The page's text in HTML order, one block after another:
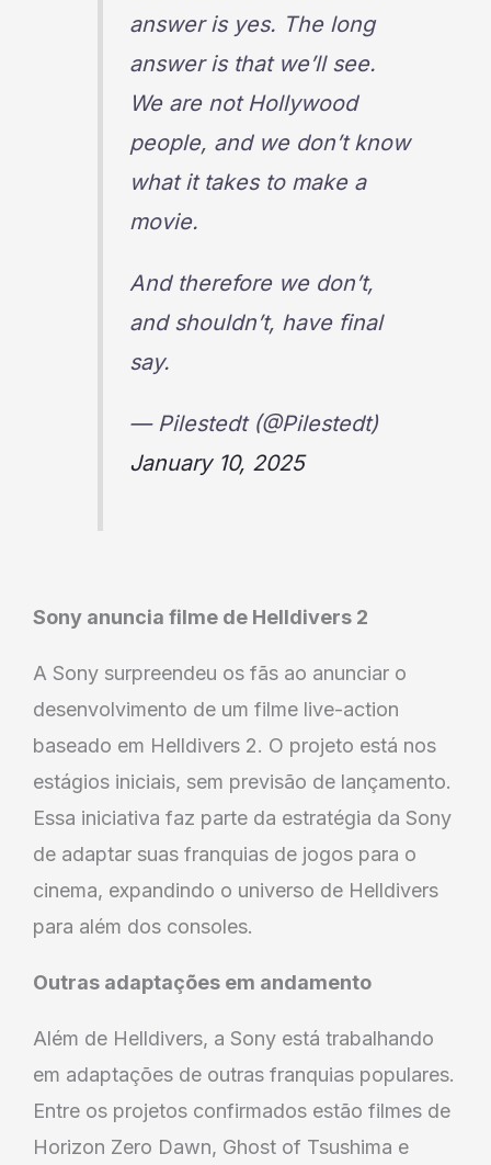
answer is yes. The long
answer is that we’ll see.
We are not Hollywood
people, and we don’t know
what it takes to make a
movie.
And therefore we don’t,
and shouldn’t, have final
say.
— Pilestedt (@Pilestedt)
January 10, 2025
Sony anuncia filme de Helldivers 2
A Sony surpreendeu os fãs ao anunciar o
desenvolvimento de um filme live-action
baseado em Helldivers 2. O projeto está nos
estágios iniciais, sem previsão de lançamento.
Essa iniciativa faz parte da estratégia da Sony
de adaptar suas franquias de jogos para o
cinema, expandindo o universo de Helldivers
para além dos consoles.
Outras adaptações em andamento
Além de Helldivers, a Sony está trabalhando
em adaptações de outras franquias populares.
Entre os projetos confirmados estão filmes de
Horizon Zero Dawn, Ghost of Tsushima e